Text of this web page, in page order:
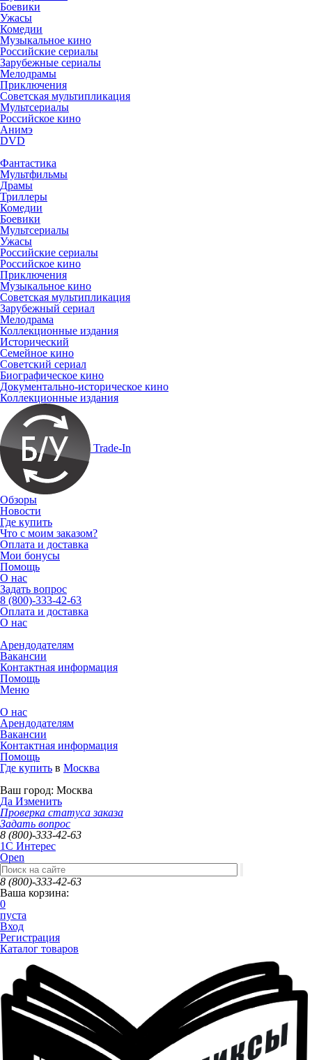
Боевики
Ужасы
Комедии
Музыкальное кино
Российские сериалы
Зарубежные сериалы
Мелодрамы
Приключения
Советская мультипликация
Мультсериалы
Российское кино
Анимэ
DVD
Фантастика
Мультфильмы
Драмы
Триллеры
Комедии
Боевики
Мультсериалы
Ужасы
Российские сериалы
Российское кино
Приключения
Музыкальное кино
Советская мультипликация
Зарубежный сериал
Мелодрама
Коллекционные издания
Исторический
Семейное кино
Советский сериал
Биографическое кино
Документально-историческое кино
Коллекционные издания
Trade-In
Обзоры
Новости
Где купить
Что с моим заказом?
Оплата и доставка
Мои бонусы
Помощь
О нас
Задать вопрос
8 (800)-333-42-63
Оплата и доставка
О нас
Арендодателям
Вакансии
Контактная информация
Помощь
Меню
О нас
Арендодателям
Вакансии
Контактная информация
Помощь
Где купить в Москва
Ваш город: Москва
Да Изменить
Проверка статуса заказа
Задать вопрос
8 (800)-333-42-63
1C Интерес
Open
8 (800)-333-42-63
Ваша корзина:
0
пуста
Вход
Регистрация
Каталог товаров